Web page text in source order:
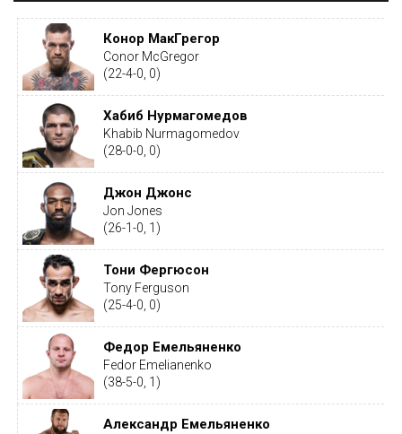
Конор МакГрегор
Conor McGregor
(22-4-0, 0)
Хабиб Нурмагомедов
Khabib Nurmagomedov
(28-0-0, 0)
Джон Джонс
Jon Jones
(26-1-0, 1)
Тони Фергюсон
Tony Ferguson
(25-4-0, 0)
Федор Емельяненко
Fedor Emelianenko
(38-5-0, 1)
Александр Емельяненко